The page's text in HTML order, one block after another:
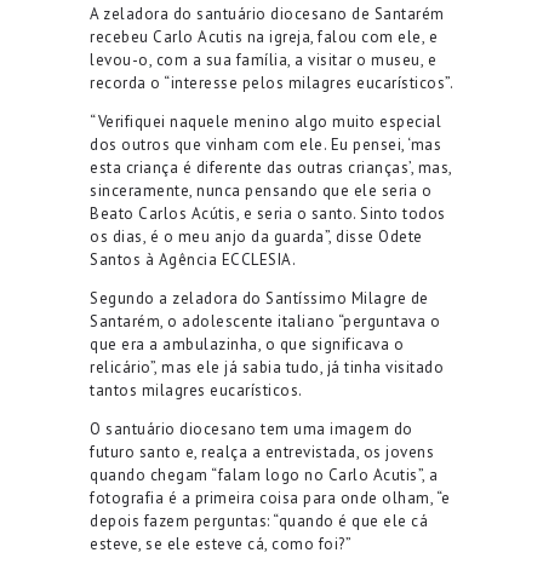
A zeladora do santuário diocesano de Santarém
recebeu Carlo Acutis na igreja, falou com ele, e
levou-o, com a sua família, a visitar o museu, e
recorda o “interesse pelos milagres eucarísticos”.
“Verifiquei naquele menino algo muito especial
dos outros que vinham com ele. Eu pensei, ‘mas
esta criança é diferente das outras crianças’, mas,
sinceramente, nunca pensando que ele seria o
Beato Carlos Acútis, e seria o santo. Sinto todos
os dias, é o meu anjo da guarda”, disse Odete
Santos à Agência ECCLESIA.
Segundo a zeladora do Santíssimo Milagre de
Santarém, o adolescente italiano “perguntava o
que era a ambulazinha, o que significava o
relicário”, mas ele já sabia tudo, já tinha visitado
tantos milagres eucarísticos.
O santuário diocesano tem uma imagem do
futuro santo e, realça a entrevistada, os jovens
quando chegam “falam logo no Carlo Acutis”, a
fotografia é a primeira coisa para onde olham, “e
depois fazem perguntas: “quando é que ele cá
esteve, se ele esteve cá, como foi?”